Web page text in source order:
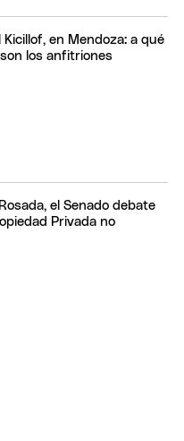
Kicillof, en Mendoza: a qué
los anfitriones
el Senado debate
Privada no